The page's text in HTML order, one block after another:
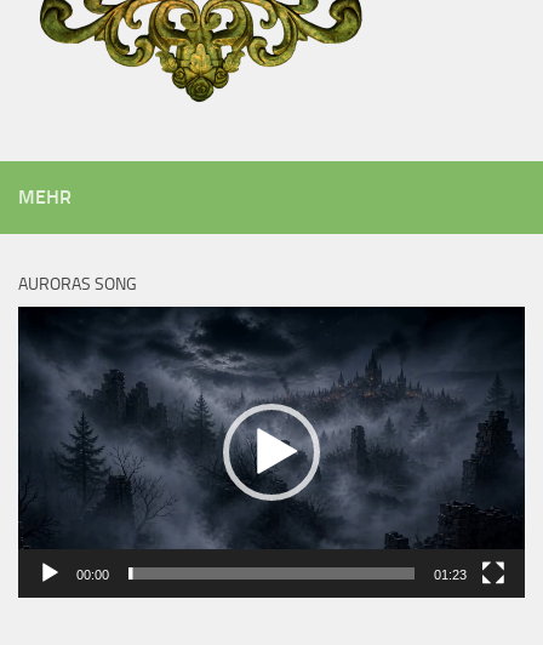
MEHR
AURORAS SONG
Player
00:00 01:23